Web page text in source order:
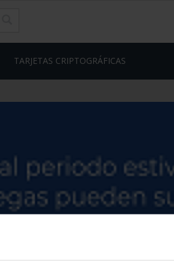
TARJETAS CRIPTOGRÁFICAS